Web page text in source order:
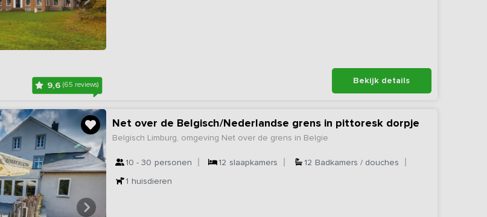
9,6(65 reviews) Bekijk details
Net over de Belgisch/Nederlandse grens in pittoresk dorpje
Belgisch Limburg, omgeving Net over de grens in Belgie
10 - 30 personen 12 slaapkamers 12 Badkamers / douches
1 huisdieren